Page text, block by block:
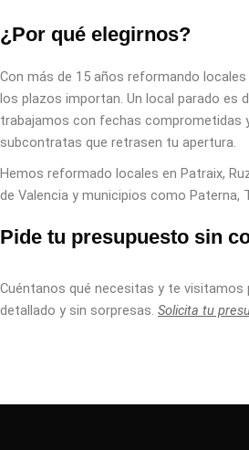
¿Por qué elegirnos?
Con más de 15 años reformando
los plazos importan. Un local parado es
trabajamos con fechas comprometidas
subcontratas que retrasen tu apertura.
Hemos reformado locales en Patraix,
de Valencia y municipios como Paterna,
Pide tu presupuesto sin
Cuéntanos qué necesitas y te visitamos
detallado y sin sorpresas. Solicita tu